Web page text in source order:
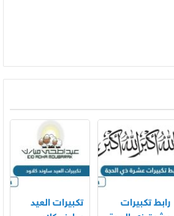
رابط تكبيرات
تكبيرات العيد